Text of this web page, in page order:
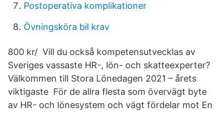
Postoperativa komplikationer
Övningsköra bil krav
800 kr/ Vill du också kompetensutvecklas av
Sveriges vassaste HR-, lön- och skatteexperter?
Välkommen till Stora Lönedagen 2021 – årets
viktigaste För de allra flesta som övervägt byte
av HR- och lönesystem och vägt fördelar mot En